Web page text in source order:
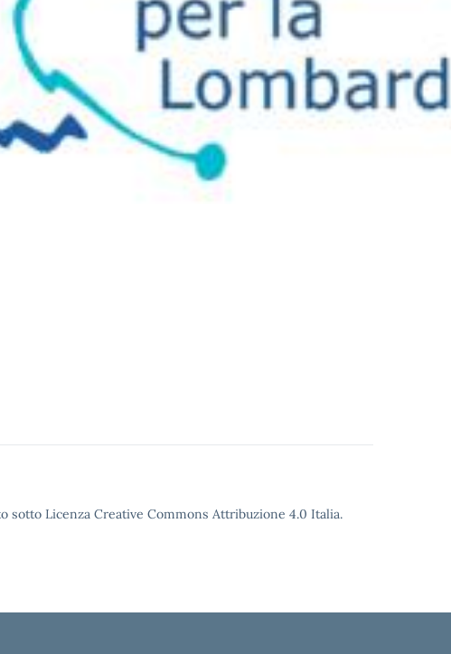
sotto Licenza Creative Commons Attribuzione 4.0 Italia.